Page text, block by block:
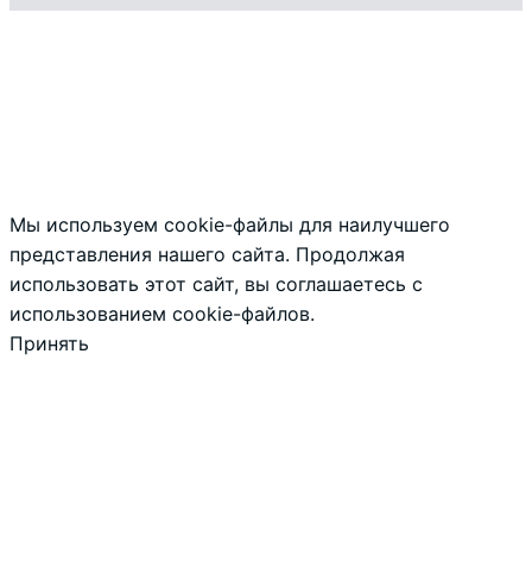
Мы используем cookie-файлы для наилучшего
представления нашего сайта. Продолжая
использовать этот сайт, вы соглашаетесь с
использованием cookie-файлов.
Принять